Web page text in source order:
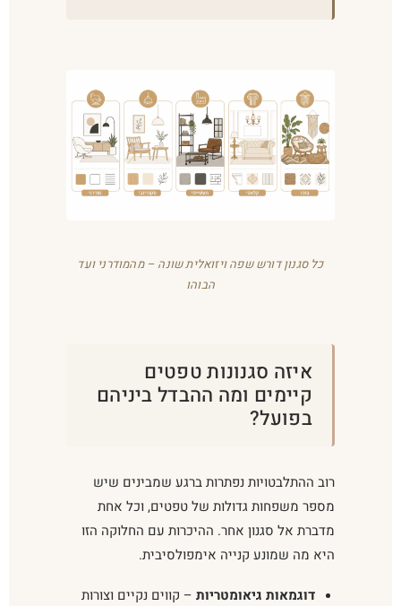
כל סגנון דורש שפה ויזואלית שונה – מהמודרני ועד
הבוהו
איזה סגנונות טפטים
קיימים ומה ההבדל ביניהם
בפועל?
רוב ההתלבטויות נפתרות ברגע שמבינים שיש
מספר משפחות גדולות של טפטים, וכל אחת
מדברת אל סגנון אחר. ההיכרות עם החלוקה הזו
היא מה שמונע קנייה אימפולסיבית.
דוגמאות גיאומטריות – קווים נקיים וצורות